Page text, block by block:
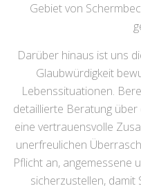
Gebiet von
Darüber hinaus ist uns
Glaubwürdigkeit
Lebenssituationen.
detaillierte Beratung
eine vertrauensvolle
unerfreulichen
Pflicht an, angemessene
sicherzustellen, damit